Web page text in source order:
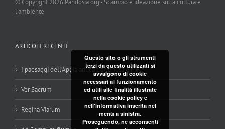
© Copyright 2026 Pandosia.org - Scambio e ideazione sulla cultura e
l'ambiente
ARTICOLI RECENTI
I paesaggi dell’Appia antica tra Venosa e Melfi
Ver Sacrum
Regina Viarum
Questo sito o gli strumenti
terzi da questo utilizzati si
avvalgono di cookie
necessari al funzionamento
ed utili alle finalità illustrate
nella cookie policy e
nell'informativa inserita nel
menù a sinistra.
Proseguendo, ne acconsenti